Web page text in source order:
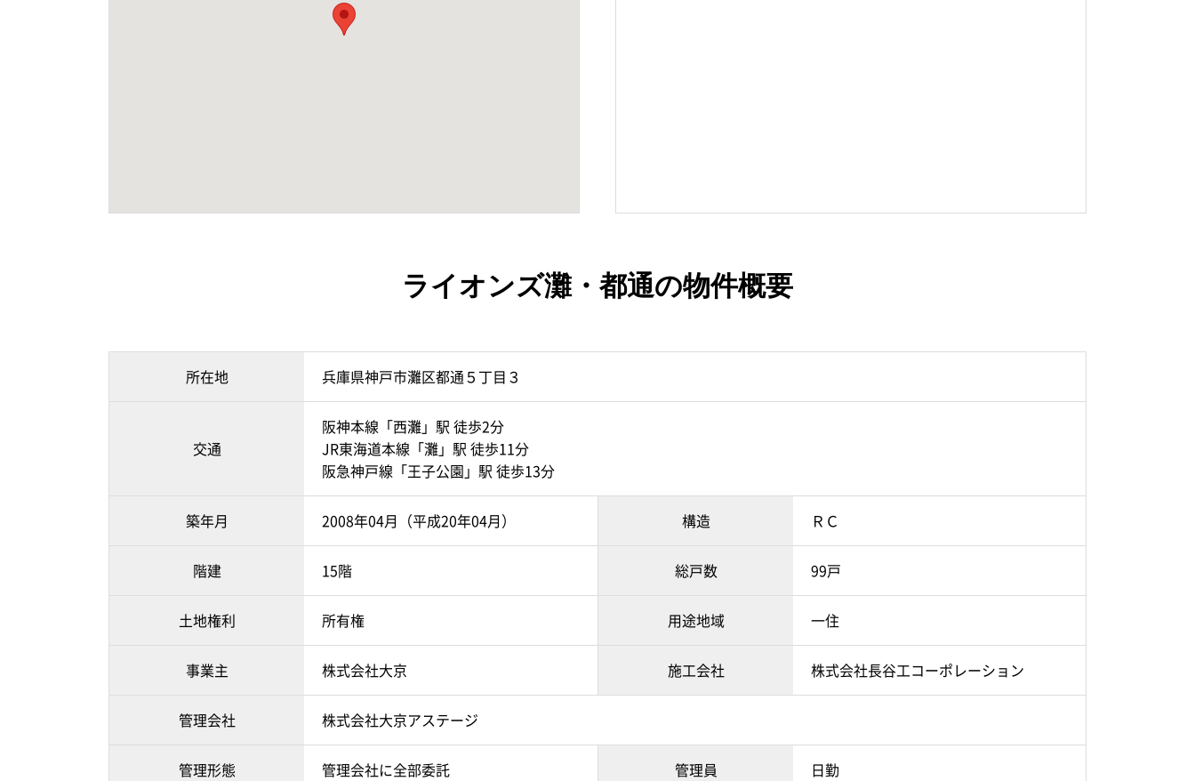
ライオンズ灘・都通の物件概要
所在地 兵庫県神戸市灘区都通５丁目３
交通
阪神本線「西灘」駅 徒歩2分
JR東海道本線「灘」駅 徒歩11分
阪急神戸線「王子公園」駅 徒歩13分
築年月 2008年04月（平成20年04月） 構造 ＲＣ
階建 15階 総戸数 99戸
土地権利 所有権 用途地域 一住
事業主 株式会社大京 施工会社 株式会社長谷工コーポレーション
管理会社 株式会社大京アステージ
管理形態 管理会社に全部委託 管理員 日勤